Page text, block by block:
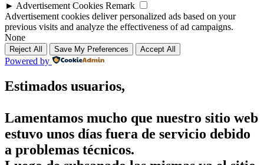
► Advertisement Cookies Remark
Advertisement cookies deliver personalized ads based on your
previous visits and analyze the effectiveness of ad campaigns.
None
Reject All Save My Preferences Accept All
Powered by
Estimados usuarios,
Lamentamos mucho que nuestro sitio web
estuvo unos días fuera de servicio debido
a problemas técnicos.